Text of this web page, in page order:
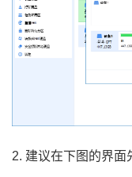
2. 建议在下图的界面